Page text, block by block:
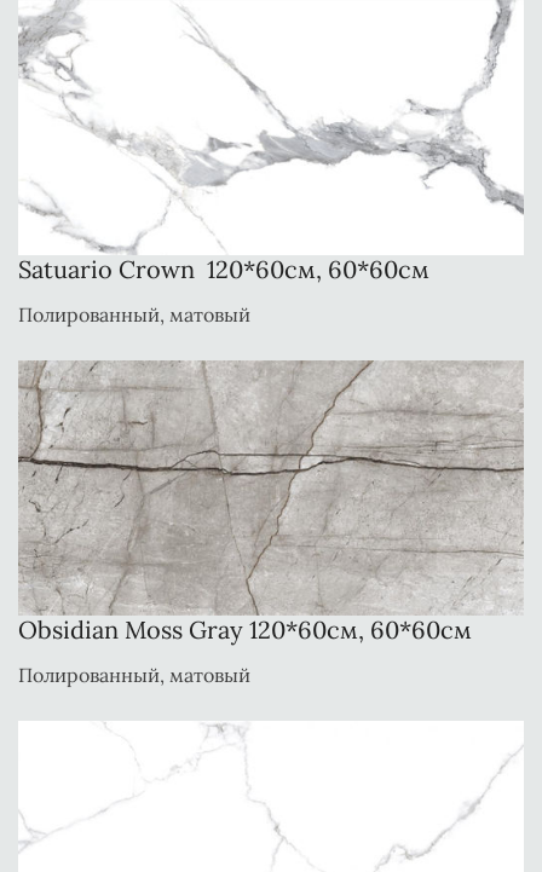
Satuario Crown 120*60см, 60*60см
Полированный, матовый
Obsidian Moss Gray 120*60см, 60*60см
Полированный, матовый